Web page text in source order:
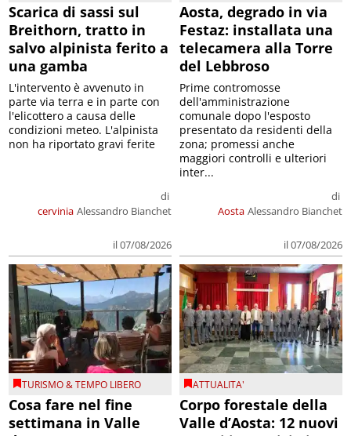
Scarica di sassi sul
Breithorn, tratto in
salvo alpinista ferito a
una gamba
cervinia
di
Alessandro Bianchet
il 07/08/2026
L'intervento è avvenuto in
parte via terra e in parte con
l'elicottero a causa delle
condizioni meteo. L'alpinista
non ha riportato gravi ferite
Aosta, degrado in via
Festaz: installata una
telecamera alla Torre
del Lebbroso
Aosta
di
Alessandro Bianchet
il 07/08/2026
Prime contromosse
dell'amministrazione
comunale dopo l'esposto
presentato da residenti della
zona; promessi anche
maggiori controlli e ulteriori
inter...
TURISMO & TEMPO LIBERO
Cosa fare nel fine
settimana in Valle
ATTUALITA'
Corpo forestale della
Valle d’Aosta: 12 nuovi